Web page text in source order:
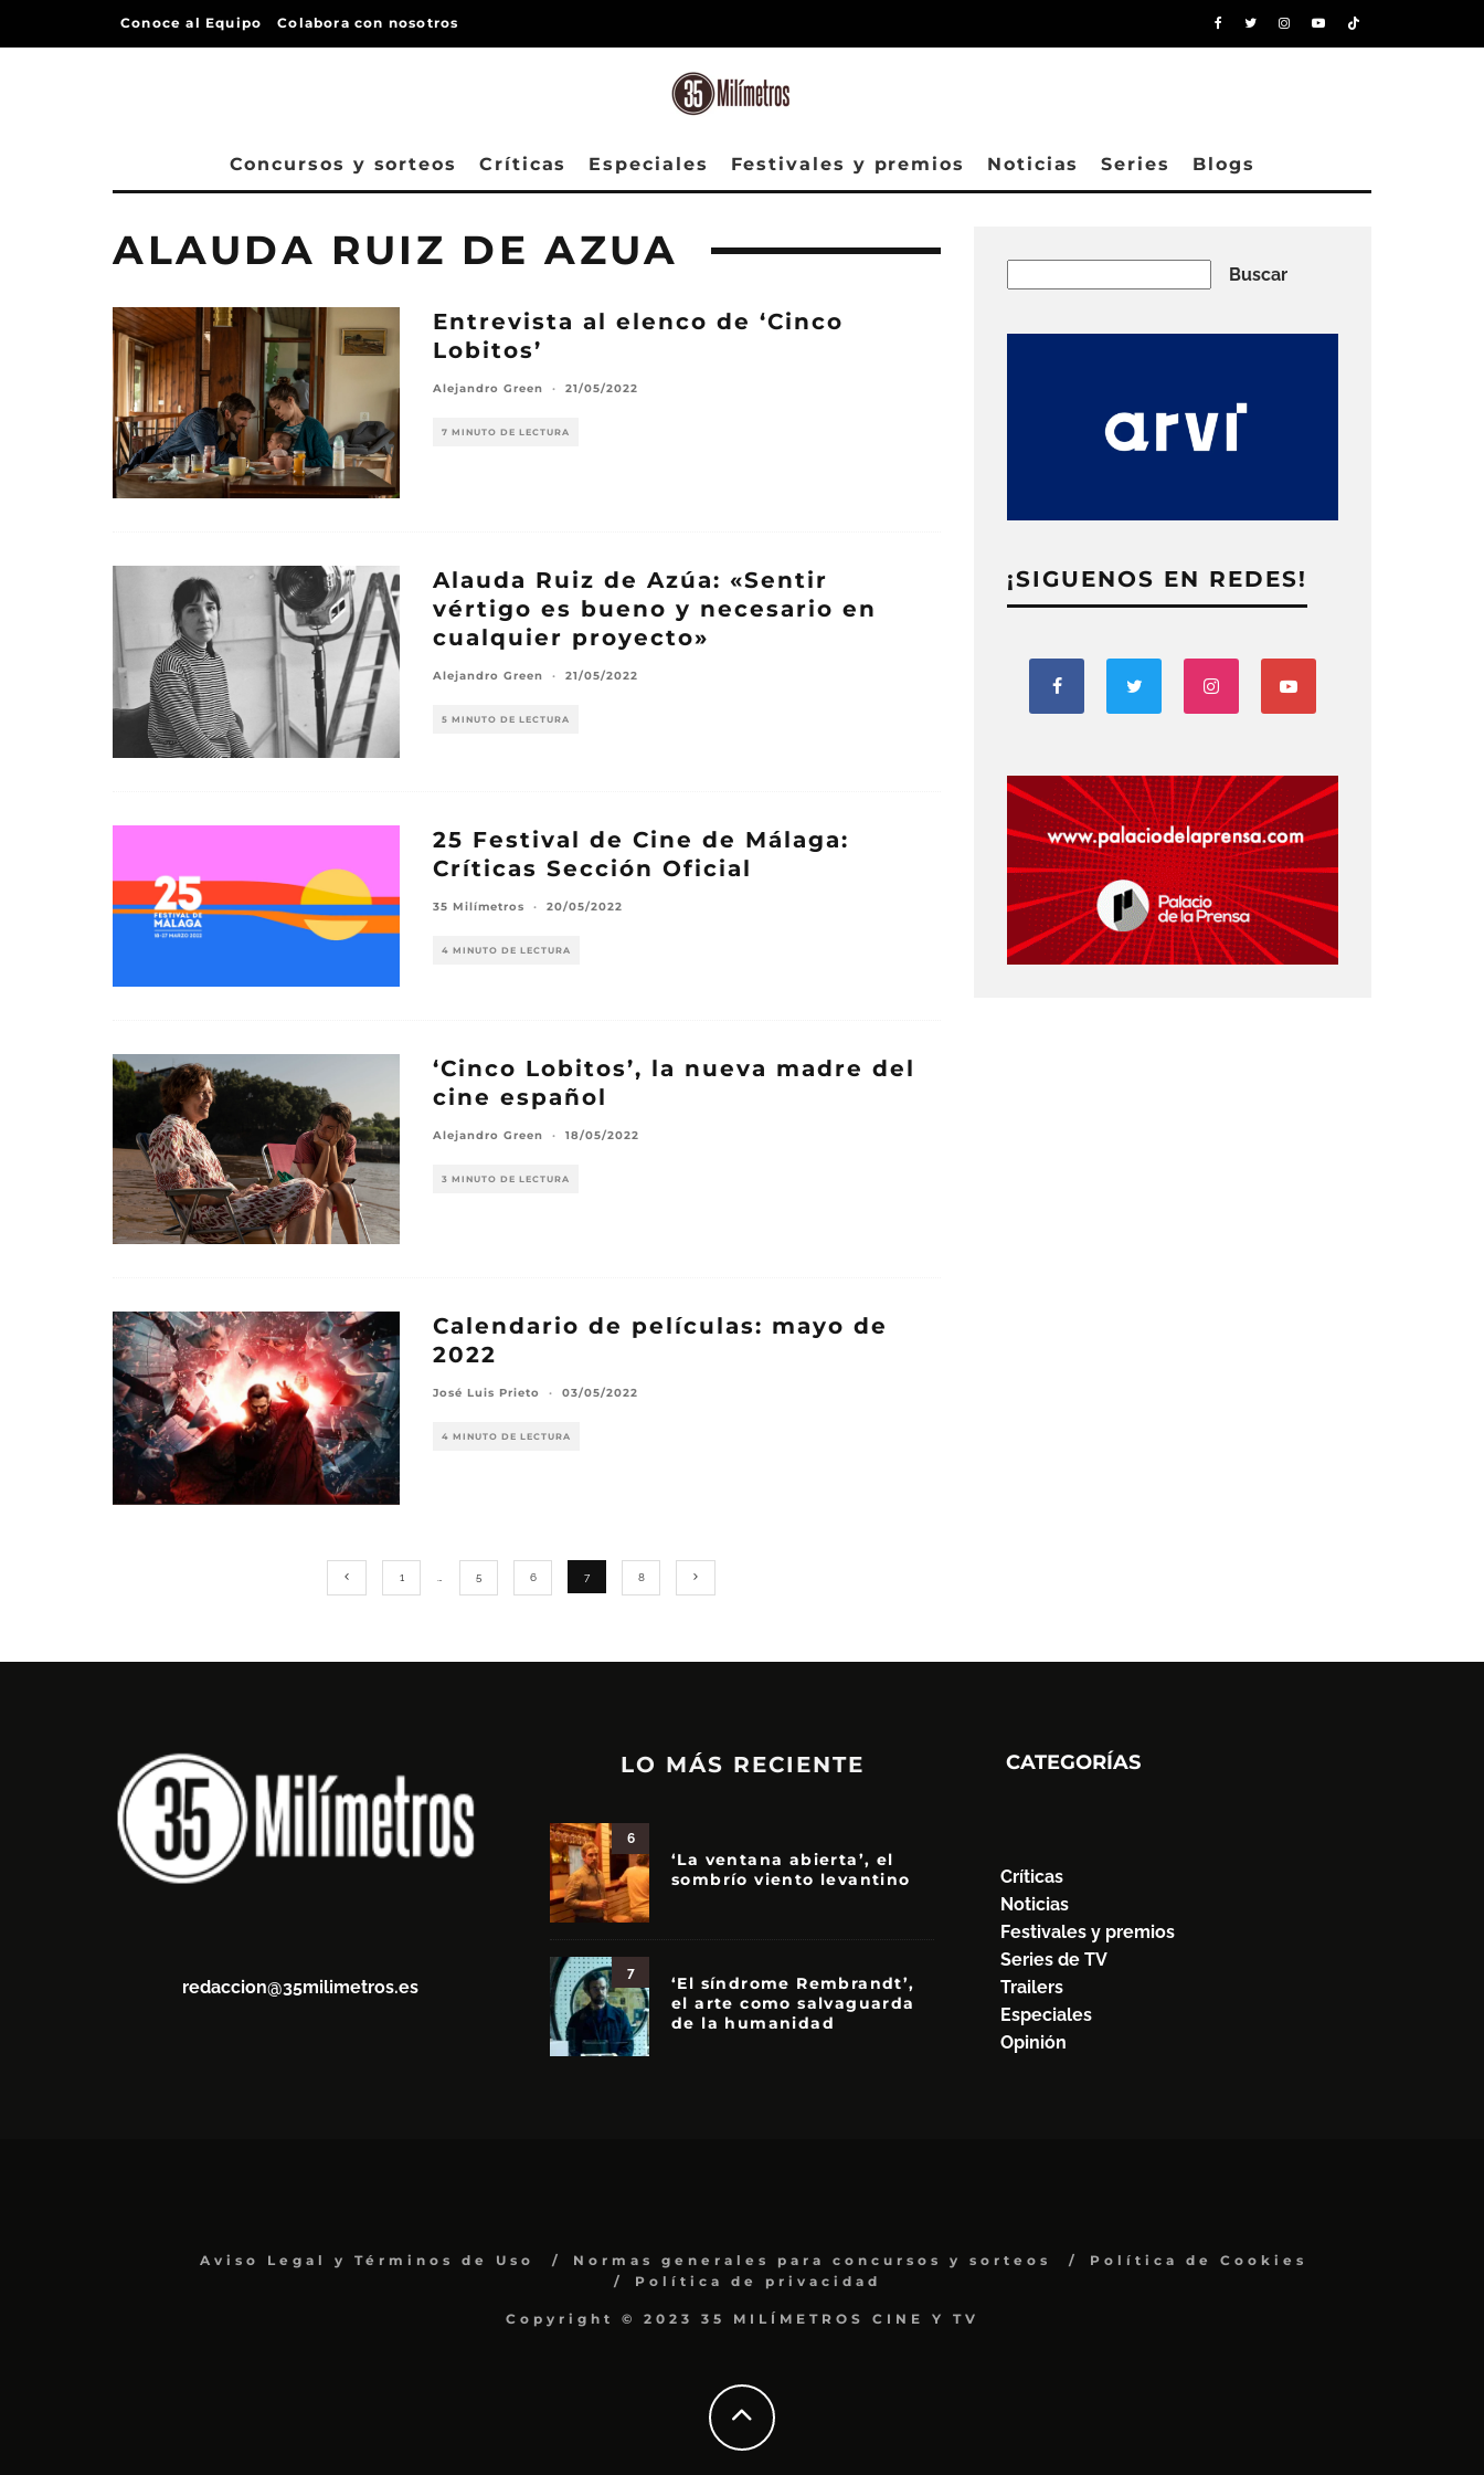
Conoce al Equipo Colabora con nosotros
Concursos y sorteos Críticas Especiales Festivales y premios Noticias Series Blogs
ALAUDA RUIZ DE AZUA
Entrevista al elenco de ‘Cinco
Lobitos’
Alejandro Green · 21/05/2022
7 MINUTO DE LECTURA
Alauda Ruiz de Azúa: «Sentir
vértigo es bueno y necesario en
cualquier proyecto»
Alejandro Green · 21/05/2022
5 MINUTO DE LECTURA
25 Festival de Cine de Málaga:
Críticas Sección Oficial
35 Milímetros · 20/05/2022
4 MINUTO DE LECTURA
‘Cinco Lobitos’, la nueva madre del
cine español
Alejandro Green · 18/05/2022
3 MINUTO DE LECTURA
Calendario de películas: mayo de
2022
José Luis Prieto · 03/05/2022
4 MINUTO DE LECTURA
1 5 6 7 8
Buscar
¡SIGUENOS EN REDES!
redaccion@35milimetros.es
LO MÁS RECIENTE
6
‘La ventana abierta’, el
sombrío viento levantino
7
‘El síndrome Rembrandt’,
el arte como salvaguarda
de la humanidad
CATEGORÍAS
Críticas
Noticias
Festivales y premios
Series de TV
Trailers
Especiales
Opinión
Aviso Legal y Términos de Uso Normas generales para concursos y sorteos
Política de Cookies
Política de privacidad
Copyright © 2023 35 MILÍMETROS CINE Y TV